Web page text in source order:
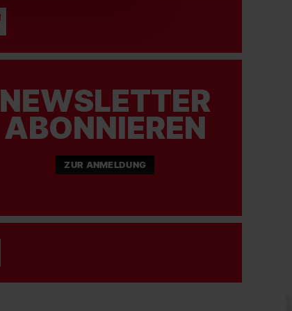
NEWSLETTER
ABONNIEREN
ZUR ANMELDUNG